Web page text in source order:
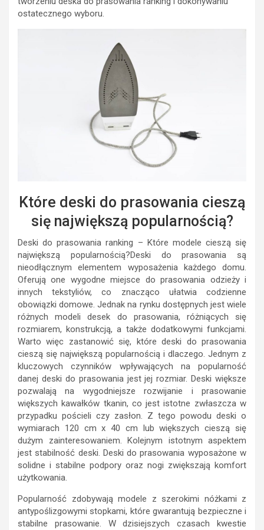
ostatecznego wyboru.
Które deski do prasowania cieszą
się największą popularnością?
Deski do prasowania ranking – Które modele cieszą się
największą popularnością?Deski do prasowania są
nieodłącznym elementem wyposażenia każdego domu.
Oferują one wygodne miejsce do prasowania odzieży i
innych tekstyliów, co znacząco ułatwia codzienne
obowiązki domowe. Jednak na rynku dostępnych jest wiele
różnych modeli desek do prasowania, różniących się
rozmiarem, konstrukcją, a także dodatkowymi funkcjami.
Warto więc zastanowić się, które deski do prasowania
cieszą się największą popularnością i dlaczego. Jednym z
kluczowych czynników wpływających na popularność
danej deski do prasowania jest jej rozmiar. Deski większe
pozwalają na wygodniejsze rozwijanie i prasowanie
większych kawałków tkanin, co jest istotne zwłaszcza w
przypadku pościeli czy zasłon. Z tego powodu deski o
wymiarach 120 cm x 40 cm lub większych cieszą się
dużym zainteresowaniem. Kolejnym istotnym aspektem
jest stabilność deski. Deski do prasowania wyposażone w
solidne i stabilne podpory oraz nogi zwiększają komfort
użytkowania.
Popularność zdobywają modele z szerokimi nóżkami z
antypoślizgowymi stopkami, które gwarantują bezpieczne i
stabilne prasowanie. W dzisiejszych czasach kwestie